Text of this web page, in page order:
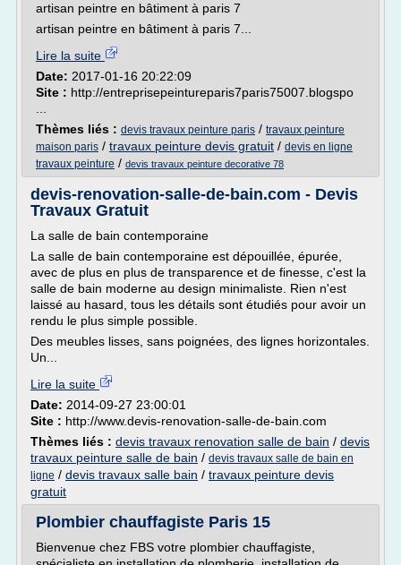
artisan peintre en bâtiment à paris 7
artisan peintre en bâtiment à paris 7...
Lire la suite
Date: 2017-01-16 20:22:09
Site : http://entreprisepeintureparis7paris75007.blogspo
Thèmes liés : devis travaux peinture paris / travaux peinture
maison paris / travaux peinture devis gratuit / devis en ligne
travaux peinture / devis travaux peinture decorative 78
devis-renovation-salle-de-bain.com - Devis
Travaux Gratuit
La salle de bain contemporaine
La salle de bain contemporaine est dépouillée, épurée,
avec de plus en plus de transparence et de finesse, c'est la
salle de bain moderne au design minimaliste. Rien n'est
laissé au hasard, tous les détails sont étudiés pour avoir un
rendu le plus simple possible.
Des meubles lisses, sans poignées, des lignes horizontales.
Un...
Lire la suite
Date: 2014-09-27 23:00:01
Site : http://www.devis-renovation-salle-de-bain.com
Thèmes liés : devis travaux renovation salle de bain / devis
travaux peinture salle de bain / devis travaux salle de bain en
ligne / devis travaux salle bain / travaux peinture devis
gratuit
Plombier chauffagiste Paris 15
Bienvenue chez FBS votre plombier chauffagiste,